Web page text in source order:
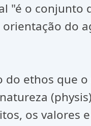
"é o conjunto
do
ethos que
os valores